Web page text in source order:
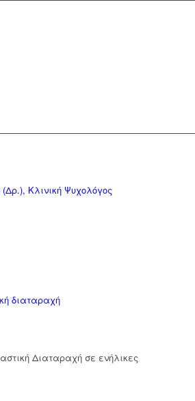
διαταραχή
Διαταραχή σε ενήλικες